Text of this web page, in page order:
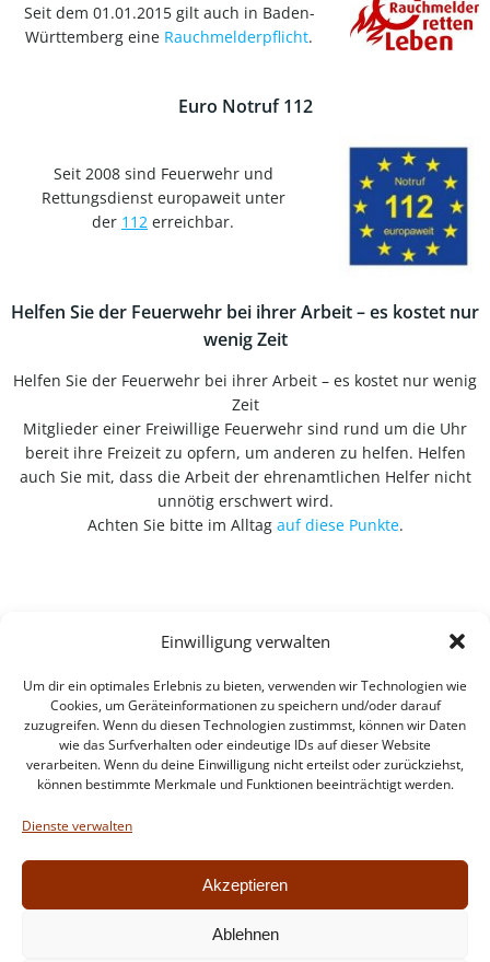
Einwilligung verwalten
Um dir ein optimales Erlebnis zu bieten, verwenden wir Technologien wie
Cookies, um Geräteinformationen zu speichern und/oder darauf
zuzugreifen. Wenn du diesen Technologien zustimmst, können wir Daten
wie das Surfverhalten oder eindeutige IDs auf dieser Website
verarbeiten. Wenn du deine Einwilligung nicht erteilst oder zurückziehst,
können bestimmte Merkmale und Funktionen beeinträchtigt werden.
Dienste verwalten
Akzeptieren
Ablehnen
Seit dem 01.01.2015 gilt auch in Baden-
Württemberg eine Rauchmelderpflicht.
Euro Notruf 112
Seit 2008 sind Feuerwehr und
Rettungsdienst europaweit unter
der 112 erreichbar.
Helfen Sie der Feuerwehr bei ihrer Arbeit – es kostet nur
wenig Zeit
Helfen Sie der Feuerwehr bei ihrer Arbeit – es kostet nur wenig
Zeit
Mitglieder einer Freiwillige Feuerwehr sind rund um die Uhr
bereit ihre Freizeit zu opfern, um anderen zu helfen. Helfen
auch Sie mit, dass die Arbeit der ehrenamtlichen Helfer nicht
unnötig erschwert wird.
Achten Sie bitte im Alltag auf diese Punkte.
Intern